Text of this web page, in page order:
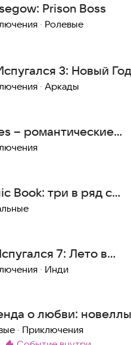
Prison Boss
· Ролевые
3: Новый
· Аркады
– романтические
Book: три в ряд с
7: Лето в
· Инди
о любви:
персонажами
· Приключения